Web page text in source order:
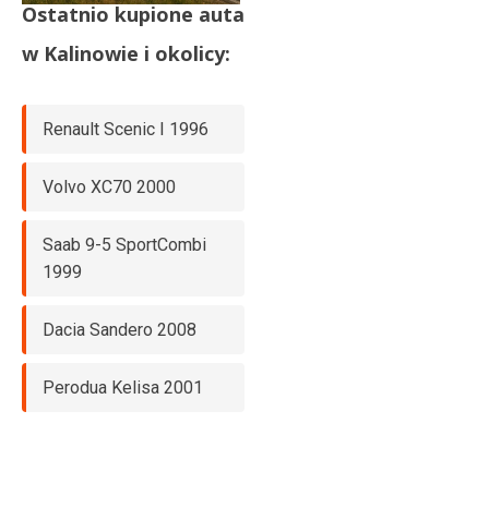
Ostatnio kupione auta
w Kalinowie i okolicy:
Renault Scenic I 1996
Volvo XC70 2000
Saab 9-5 SportCombi
1999
Dacia Sandero 2008
Perodua Kelisa 2001